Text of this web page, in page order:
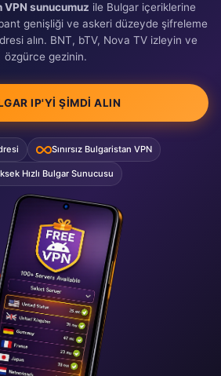
sunucumuz ile Bulgar içeriklerine
bant genişliği ve askeri düzeyde şifreleme
alın. BNT, bTV, Nova TV izleyin ve
özgürce gezinin.
IP'YI ŞIMDI ALIN
Sınırsız Bulgaristan VPN
Hızlı Bulgar Sunucusu